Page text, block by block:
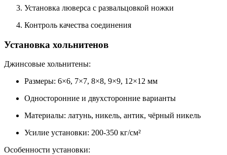
Установка люверса с развальцовкой ножки
Контроль качества соединения
Установка хольнитенов
Джинсовые хольнитены:
Размеры: 6×6, 7×7, 8×8, 9×9, 12×12 мм
Односторонние и двухсторонние варианты
Материалы: латунь, никель, антик, чёрный никель
Усилие установки: 200-350 кг/см²
Особенности установки: